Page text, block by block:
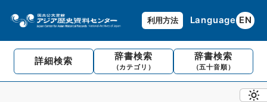
利用方法 Language EN
詳細検索 辞書検索
（カテゴリ）
辞書検索
（五十音順）